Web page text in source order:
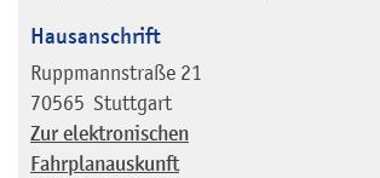
Hausanschrift
Ruppmannstraße 21
70565 Stuttgart
Zur elektronischen
Fahrplanauskunft